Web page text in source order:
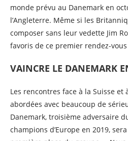
monde prévu au Danemark en
l’Angleterre. Même si les
composer sans leur vedette Jim
favoris de ce premier rendez-
VAINCRE LE DANEMARK
Les rencontres face à la Suisse et
abordées avec beaucoup de
Danemark, troisième adversaire
champions d’Europe en 2019,